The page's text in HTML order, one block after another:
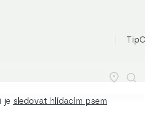
je sledovat hlídacím psem